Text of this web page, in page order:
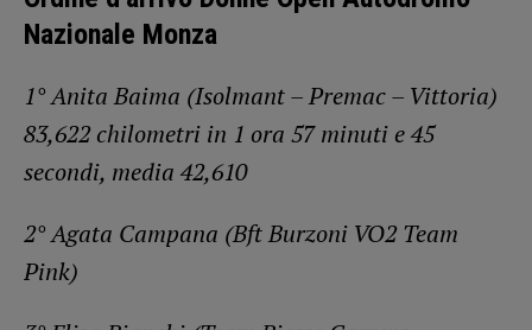
Nazionale Monza
1° Anita Baima (Isolmant – Premac – Vittoria)
83,622 chilometri in 1 ora 57 minuti e 45
secondi, media 42,610
2° Agata Campana (Bft Burzoni VO2 Team
Pink)